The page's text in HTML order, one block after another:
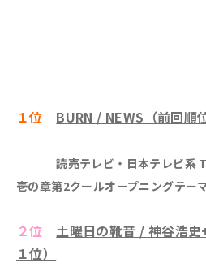
１位 BURN / NEWS（前回順
読売テレビ・日本テレビ系
壱の章第2クールオープニングテー
２位土曜日の靴音 / 神谷浩史
１位）